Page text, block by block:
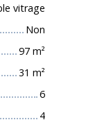
vitrage
Non
97 m²
31 m²
6
4